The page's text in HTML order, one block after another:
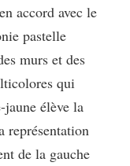
accord avec le
pastelle
murs et des
qui
élève la
représentation
de la gauche